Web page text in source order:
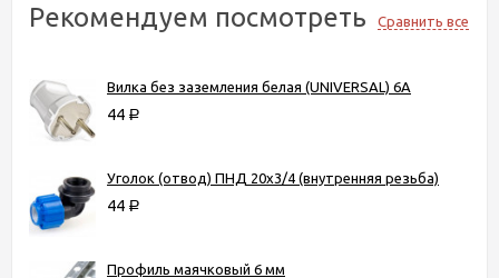
Рекомендуем посмотреть Сравнить все
Вилка без заземления белая (UNIVERSAL) 6А
44 Р
Уголок (отвод) ПНД 20х3/4 (внутренняя резьба)
44 Р
Профиль маячковый 6 мм